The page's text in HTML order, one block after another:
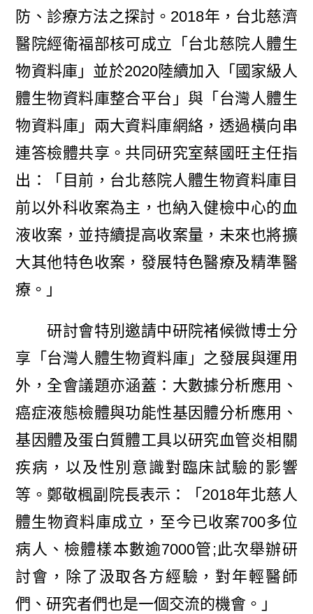
防、診療方法之探討。2018年，台北慈濟
醫院經衛福部核可成立「台北慈院人體生
物資料庫」並於2020陸續加入「國家級人
體生物資料庫整合平台」與「台灣人體生
物資料庫」兩大資料庫網絡，透過橫向串
連答檢體共享。共同研究室蔡國旺主任指
出：「目前，台北慈院人體生物資料庫目
前以外科收案為主，也納入健檢中心的血
液收案，並持續提高收案量，未來也將擴
大其他特色收案，發展特色醫療及精準醫
療。」
研討會特別邀請中研院褚候微博士分
享「台灣人體生物資料庫」之發展與運用
外，全會議題亦涵蓋：大數據分析應用、
癌症液態檢體與功能性基因體分析應用、
基因體及蛋白質體工具以研究血管炎相關
疾病，以及性別意識對臨床試驗的影響
等。鄭敬楓副院長表示：「2018年北慈人
體生物資料庫成立，至今已收案700多位
病人、檢體樣本數逾7000管;此次舉辦研
討會，除了汲取各方經驗，對年輕醫師
們、研究者們也是一個交流的機會。」